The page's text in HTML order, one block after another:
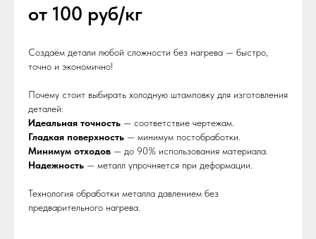
от 100 руб/кг
Создаём детали любой сложности без нагрева — быстро,
точно и экономично!
Почему стоит выбирать холодную штамповку для изготовления
деталей:
Идеальная точность — соответствие чертежам.
Гладкая поверхность — минимум постобработки.
Минимум отходов — до 90% использования материала.
Надежность — металл упрочняется при деформации.
Технология обработки металла давлением без
предварительного нагрева.